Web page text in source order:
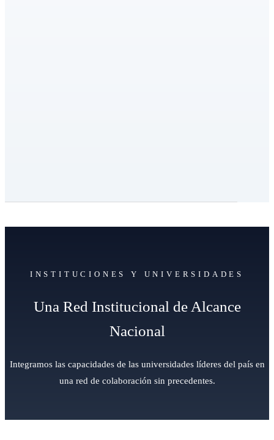
INSTITUCIONES Y UNIVERSIDADES
Una Red Institucional de Alcance
Nacional
Integramos las capacidades de las universidades líderes del país en
una red de colaboración sin precedentes.